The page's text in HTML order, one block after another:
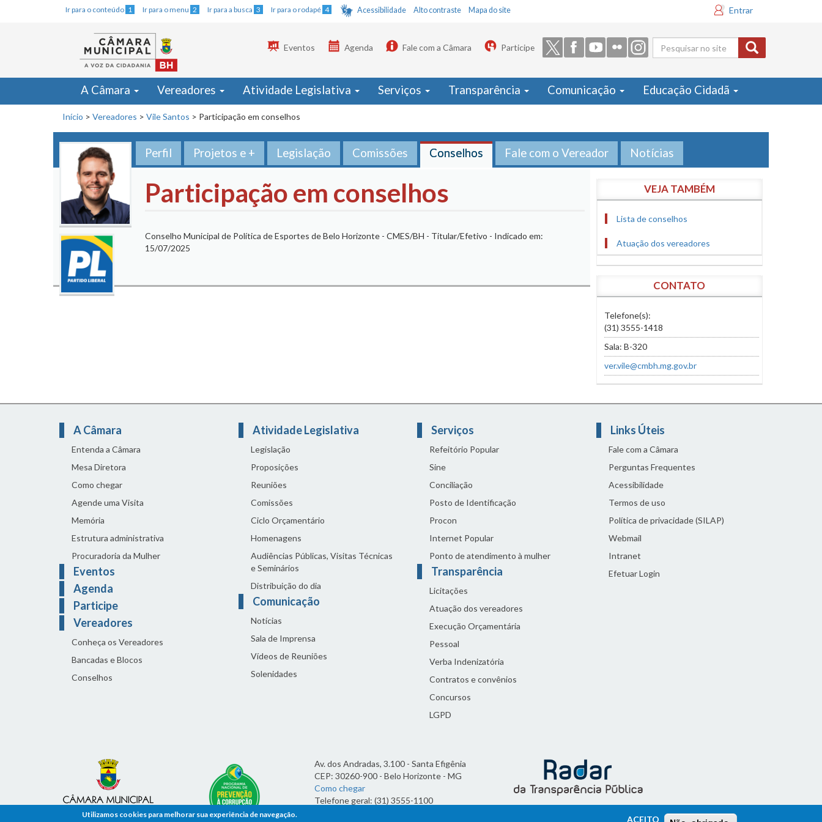
Ir para o conteúdo 1 Ir para o menu 2 Ir para a busca 3 Ir para o rodapé 4 Acessibilidade Alto contraste Mapa do site Entrar
Formulário
de busca
Eventos Agenda Fale com a Câmara Participe
A Câmara Vereadores Atividade Legislativa Serviços Transparência Comunicação Educação Cidadã
Início > Vereadores > Vile Santos > Participação em conselhos
Perfil Projetos e + Legislação Comissões Conselhos Fale com o Vereador Notícias
Participação em conselhos
Conselho Municipal de Política de Esportes de Belo Horizonte - CMES/BH - Titular/Efetivo - Indicado em:
15/07/2025
VEJA TAMBÉM
Lista de conselhos
Atuação dos vereadores
CONTATO
Telefone(s):
(31) 3555-1418
Sala: B-320
ver.vile@cmbh.mg.gov.br
A Câmara
Entenda a Câmara
Mesa Diretora
Como chegar
Agende uma Visita
Memória
Estrutura administrativa
Procuradoria da Mulher
Eventos
Agenda
Participe
Vereadores
Conheça os Vereadores
Bancadas e Blocos
Conselhos
Atividade Legislativa
Legislação
Proposições
Reuniões
Comissões
Ciclo Orçamentário
Homenagens
Audiências Públicas, Visitas Técnicas
e Seminários
Distribuição do dia
Comunicação
Notícias
Sala de Imprensa
Vídeos de Reuniões
Solenidades
Serviços
Refeitório Popular
Sine
Conciliação
Posto de Identificação
Procon
Internet Popular
Ponto de atendimento à mulher
Transparência
Licitações
Atuação dos vereadores
Execução Orçamentária
Pessoal
Verba Indenizatória
Contratos e convênios
Concursos
LGPD
Links Úteis
Fale com a Câmara
Perguntas Frequentes
Acessibilidade
Termos de uso
Política de privacidade (SILAP)
Webmail
Intranet
Efetuar Login
Av. dos Andradas, 3.100 - Santa Efigênia
CEP: 30260-900 - Belo Horizonte - MG
Como chegar
Telefone geral: (31) 3555-1100
Utilizamos cookies para melhorar sua experiência de navegação. ACEITO